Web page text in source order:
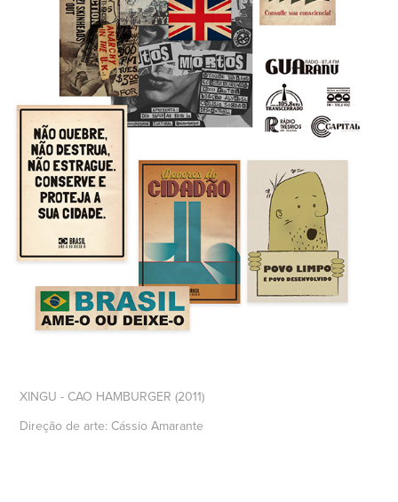
XINGU - CAO HAMBURGER (2011)
Direção de arte: Cássio Amarante